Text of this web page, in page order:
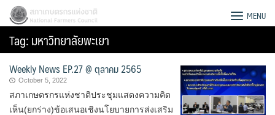
Skip
content
สภาเกษตรกรแห่งชาติ MENU
Tag:มหาวิทยาลัยพะเยา
Weekly News EP.27 @ ตุลาคม 2565
October 5, 2022
สภาเกษตรกรแห่งชาติประชุมแสดงความคิด
เห็น(ยกร่าง)ข้อเสนอเชิงนโยบายการส่งเสริม